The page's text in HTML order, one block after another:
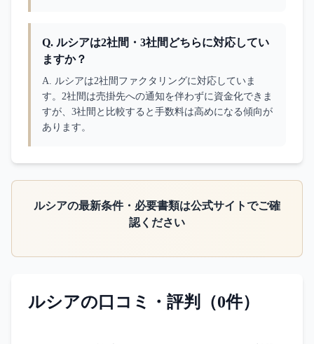
Q. ルシアは2社間・3社間どちらに対応してい
ますか？
A. ルシアは2社間ファクタリングに対応していま
す。2社間は売掛先への通知を伴わずに資金化できま
すが、3社間と比較すると手数料は高めになる傾向が
あります。
ルシアの最新条件・必要書類は公式サイトでご確
認ください
ルシアの口コミ・評判（0件）